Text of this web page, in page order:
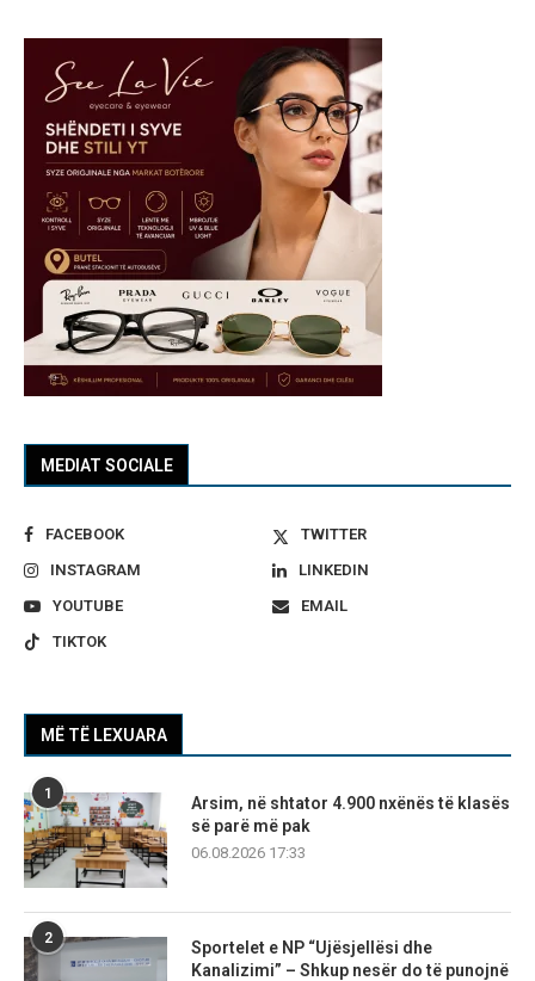
MEDIAT SOCIALE
FACEBOOK
TWITTER
INSTAGRAM
LINKEDIN
YOUTUBE
EMAIL
TIKTOK
MË TË LEXUARA
1
Arsim, në shtator 4.900 nxënës të klasës
së parë më pak
06.08.2026 17:33
2
Sportelet e NP “Ujësjellësi dhe
Kanalizimi” – Shkup nesër do të punojnë